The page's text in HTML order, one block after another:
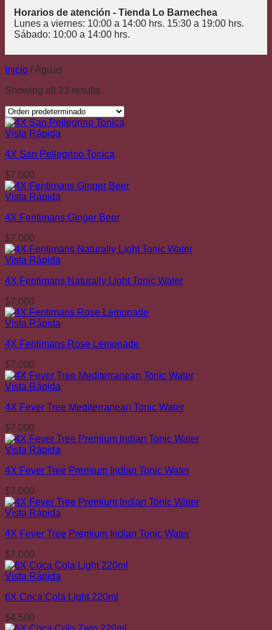
Horarios de atención - Tienda Lo Barnechea
Lunes a viernes: 10:00 a 14:00 hrs. 15:30 a 19:00 hrs.
Sábado: 10:00 a 14:00 hrs.
Inicio /Aguas
Showing all 23 results
Vista Rápida
4X San Pellegrino Tonica
$7.000
Vista Rápida
4X Fentimans Ginger Beer
$7.000
Vista Rápida
4X Fentimans Naturally Light Tonic Water
$7.000
Vista Rápida
4X Fentimans Rose Lemonade
$7.000
Vista Rápida
4X Fever Tree Mediterranean Tonic Water
$7.000
Vista Rápida
4X Fever Tree Premium Indian Tonic Water
$7.000
Vista Rápida
4X Fever Tree Premium Indian Tonic Water
$7.000
Vista Rápida
6X Coca Cola Light 220ml
$4.500